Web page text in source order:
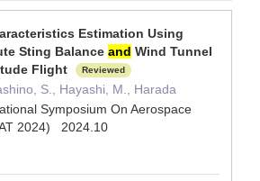
Estimation Using
Sting Balance and Wind Tunnel
Flight
Reviewed
S., Hayashi, M., Harada
Symposium On Aerospace
2024) 2024.10